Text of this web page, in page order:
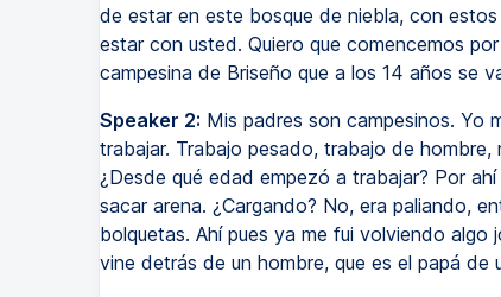
de estar en este bosque de niebla, con
estar con usted. Quiero que comencemos
campesina de Briseño que a los 14 años se
Speaker 2: Mis padres son campesinos. Yo
trabajar. Trabajo pesado, trabajo de hombre,
¿Desde qué edad empezó a trabajar? Por
sacar arena. ¿Cargando? No, era paliando,
bolquetas. Ahí pues ya me fui volviendo algo
vine detrás de un hombre, que es el papá de